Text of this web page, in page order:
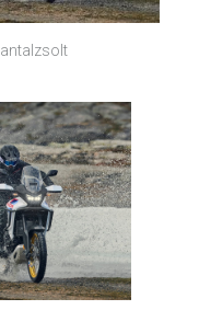
antalzsolt